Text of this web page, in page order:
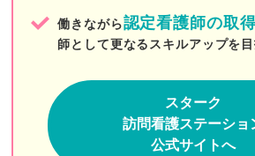
リハビタブル
まるこ訪問看護ステーション
ひよこ訪問看護ステーション
KIRALIE（キラリエ）
働きながら認定看護師の取
師として更なるスキルアップを
スターク
訪問看護ステーショ
公式サイトへ